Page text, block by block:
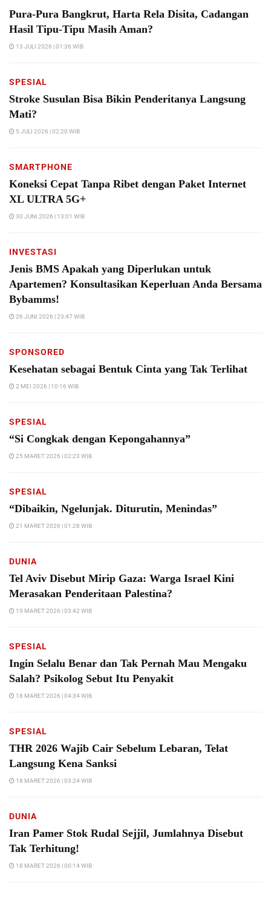
Pura-Pura Bangkrut, Harta Rela Disita, Cadangan
Hasil Tipu-Tipu Masih Aman?
13 JULI 2026 | 01:36 WIB
SPESIAL
Stroke Susulan Bisa Bikin Penderitanya Langsung
Mati?
5 JULI 2026 | 02:20 WIB
SMARTPHONE
Koneksi Cepat Tanpa Ribet dengan Paket Internet
XL ULTRA 5G+
30 JUNI 2026 | 13:01 WIB
INVESTASI
Jenis BMS Apakah yang Diperlukan untuk
Apartemen? Konsultasikan Keperluan Anda Bersama
Bybamms!
26 JUNI 2026 | 23:47 WIB
SPONSORED
Kesehatan sebagai Bentuk Cinta yang Tak Terlihat
2 MEI 2026 | 10:16 WIB
SPESIAL
“Si Congkak dengan Kepongahannya”
25 MARET 2026 | 02:23 WIB
SPESIAL
“Dibaikin, Ngelunjak. Diturutin, Menindas”
21 MARET 2026 | 01:28 WIB
DUNIA
Tel Aviv Disebut Mirip Gaza: Warga Israel Kini
Merasakan Penderitaan Palestina?
19 MARET 2026 | 03:42 WIB
SPESIAL
Ingin Selalu Benar dan Tak Pernah Mau Mengaku
Salah? Psikolog Sebut Itu Penyakit
18 MARET 2026 | 04:34 WIB
SPESIAL
THR 2026 Wajib Cair Sebelum Lebaran, Telat
Langsung Kena Sanksi
18 MARET 2026 | 03:24 WIB
DUNIA
Iran Pamer Stok Rudal Sejjil, Jumlahnya Disebut
Tak Terhitung!
18 MARET 2026 | 00:14 WIB